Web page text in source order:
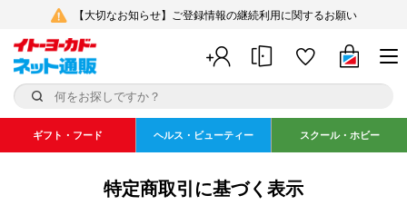
【大切なお知らせ】ご登録情報の継続利用に関するお願い
ギフト・フード ヘルス・ビューティー スクール・ホビー
特定商取引に基づく表示